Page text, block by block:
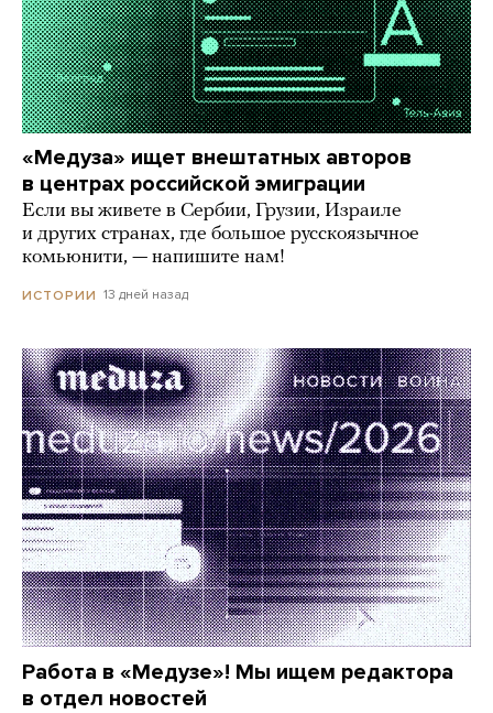
«Медуза» ищет внештатных авторов
в центрах российской эмиграции
Если вы живете в Сербии, Грузии, Израиле
и других странах, где большое русскоязычное
комьюнити, — напишите нам!
ИСТОРИИ 13 дней назад
Работа в «Медузе»! Мы ищем редактора
в отдел новостей